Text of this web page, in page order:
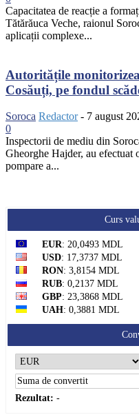
Capacitatea de reacție a
Tătărăuca Veche, raionul
aplicații complexe...
Autoritățile
Cosăuți, pe fondul
Soroca Redactor - 7 august
0
Inspectorii de mediu din
Gheorghe Hajder, au efectuat
pompare a...
Curs
EUR: 20,0493 MDL
USD: 17,3737 MDL
RON: 3,8154 MDL
RUB: 0,2137 MDL
GBP: 23,3868 MDL
UAH: 0,3881 MDL
Rezultat: -